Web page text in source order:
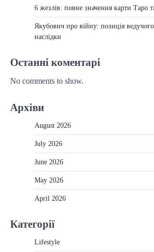
6 жезлів: повне значення карти Таро
Якубович про війну: позиція ведучого
наслідки
Останні коментарі
No comments to show.
Архіви
August 2026
July 2026
June 2026
May 2026
April 2026
Категорії
Lifestyle